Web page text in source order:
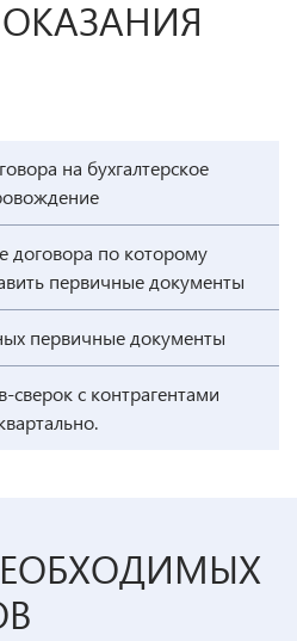
на бухгалтерское
договора по которому
первичные документы
первичные документы
сверок с контрагентами